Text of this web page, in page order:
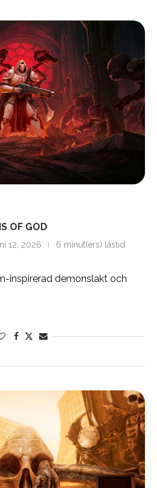
OF GOD
12, 2026 6 minut(ers) lästid
inspirerad demonslakt och